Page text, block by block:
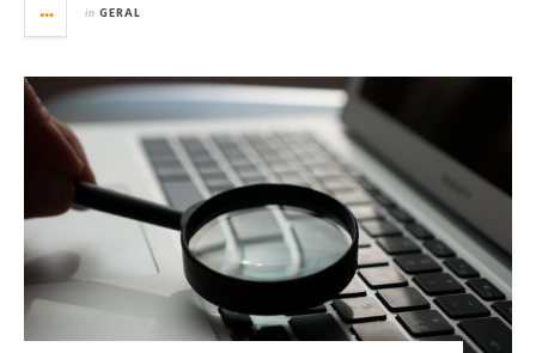
in GERAL